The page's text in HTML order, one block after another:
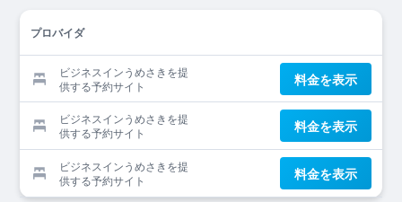
プロバイダ
ビジネスインうめさきを提
供する予約サイト
料金を表示
ビジネスインうめさきを提
供する予約サイト
料金を表示
ビジネスインうめさきを提
供する予約サイト
料金を表示